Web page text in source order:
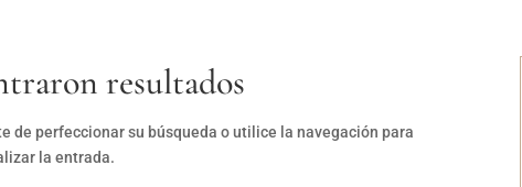
resultados
de perfeccionar su búsqueda o utilice la navegación para
la entrada.